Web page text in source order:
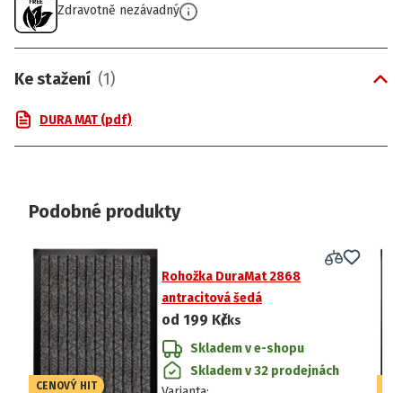
Zdravotně nezávadný
Ke stažení (1)
DURA MAT (pdf)
Podobné produkty
CENOVÝ HIT
Rohožka DuraMat 2868
antracitová šedá
od 199 Kč/ks
Skladem v e-shopu
Skladem v 32 prodejnách